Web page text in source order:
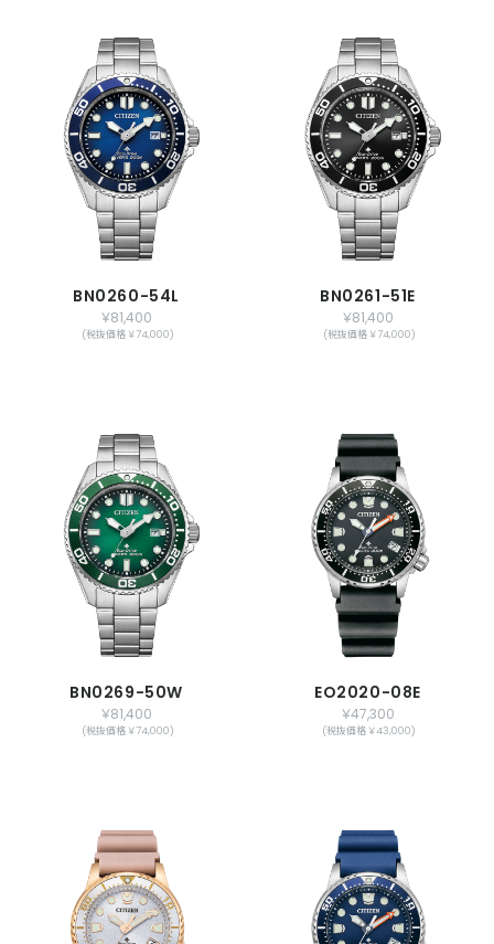
BN0260-54L
￥81,400
(税抜価格 ￥74,000)
BN0261-51E
￥81,400
(税抜価格 ￥74,000)
BN0269-50W
￥81,400
(税抜価格 ￥74,000)
EO2020-08E
￥47,300
(税抜価格 ￥43,000)